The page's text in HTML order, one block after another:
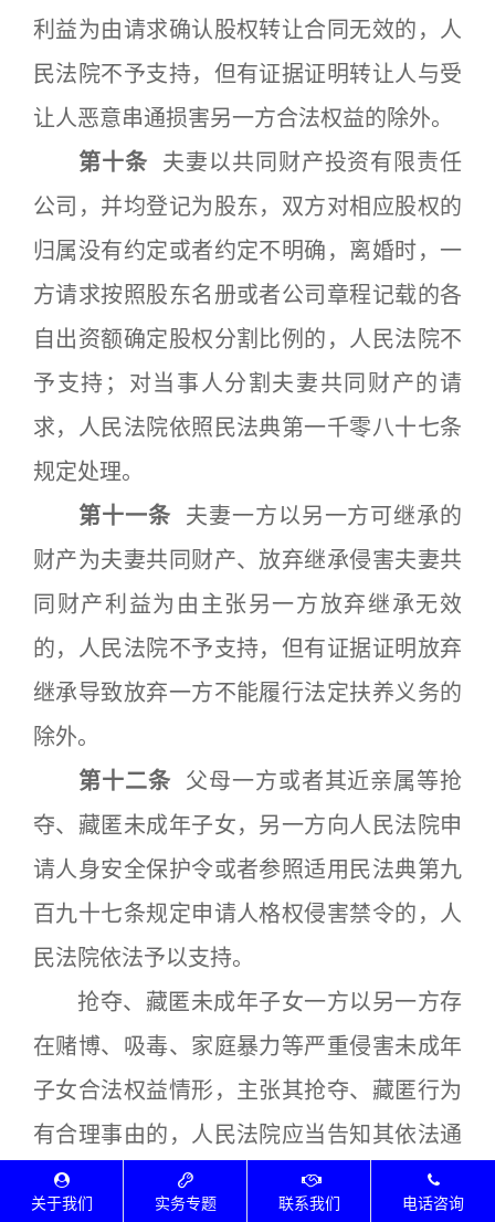
利益为由请求确认股权转让合同无效的，人
民法院不予支持，但有证据证明转让人与受
让人恶意串通损害另一方合法权益的除外。
第十条 夫妻以共同财产投资有限责任
公司，并均登记为股东，双方对相应股权的
归属没有约定或者约定不明确，离婚时，一
方请求按照股东名册或者公司章程记载的各
自出资额确定股权分割比例的，人民法院不
予支持；对当事人分割夫妻共同财产的请
求，人民法院依照民法典第一千零八十七条
规定处理。
第十一条 夫妻一方以另一方可继承的
财产为夫妻共同财产、放弃继承侵害夫妻共
同财产利益为由主张另一方放弃继承无效
的，人民法院不予支持，但有证据证明放弃
继承导致放弃一方不能履行法定扶养义务的
除外。
第十二条 父母一方或者其近亲属等抢
夺、藏匿未成年子女，另一方向人民法院申
请人身安全保护令或者参照适用民法典第九
百九十七条规定申请人格权侵害禁令的，人
民法院依法予以支持。
抢夺、藏匿未成年子女一方以另一方存
在赌博、吸毒、家庭暴力等严重侵害未成年
子女合法权益情形，主张其抢夺、藏匿行为
有合理事由的，人民法院应当告知其依法通
过撤销监护人资格、中止探望或者变更抚养
关于我们 实务专题 联系我们 电话咨询